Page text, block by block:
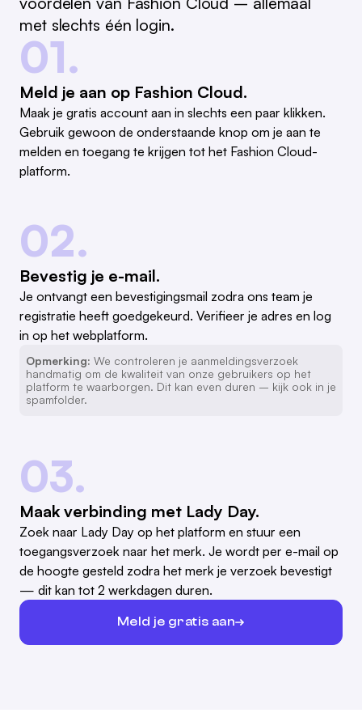
met slechts één login.
01.
Meld je aan op Fashion Cloud.
Maak je gratis account aan in slechts een paar klikken.
Gebruik gewoon de onderstaande knop om je aan te
melden en toegang te krijgen tot het Fashion Cloud-
platform.
02.
Bevestig je e-mail.
Je ontvangt een bevestigingsmail zodra ons team je
registratie heeft goedgekeurd. Verifieer je adres en log
in op het webplatform.
Opmerking: We controleren je aanmeldingsverzoek
handmatig om de kwaliteit van onze gebruikers op het
platform te waarborgen. Dit kan even duren – kijk ook in je
spamfolder.
03.
Maak verbinding met Lady Day.
Zoek naar Lady Day op het platform en stuur een
toegangsverzoek naar het merk. Je wordt per e-mail op
de hoogte gesteld zodra het merk je verzoek bevestigt
— dit kan tot 2 werkdagen duren.
Meld je gratis aan